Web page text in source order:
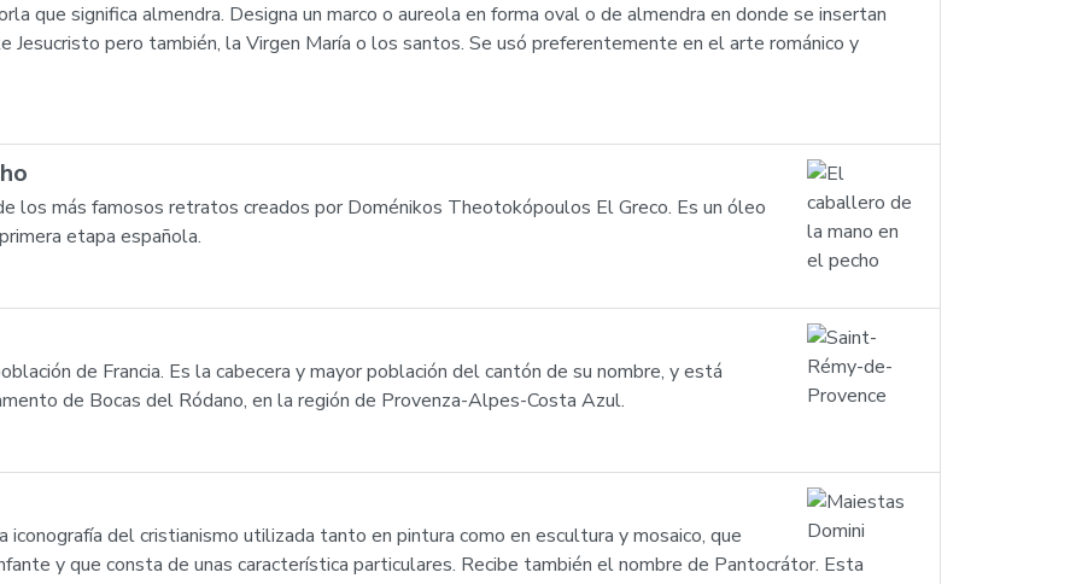
que significa almendra. Designa un marco o aureola en forma oval o de almendra en donde se insertan
Jesucristo pero también, la Virgen María o los santos. Se usó preferentemente en el arte románico y
los más famosos retratos creados por Doménikos Theotokópoulos El Greco. Es un óleo
etapa española.
de Francia. Es la cabecera y mayor población del cantón de su nombre, y está
de Bocas del Ródano, en la región de Provenza-Alpes-Costa Azul.
del cristianismo utilizada tanto en pintura como en escultura y mosaico, que
y que consta de unas característica particulares. Recibe también el nombre de Pantocrátor. Esta